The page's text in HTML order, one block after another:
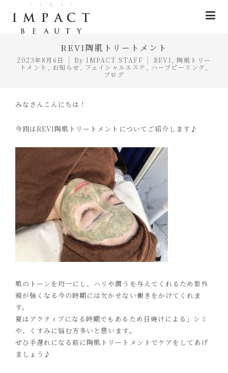
REVI陶肌トリートメント
2023年8月6日 By IMPACT STAFF REVI, 陶肌トリー
トメント , お知らせ, フェイシャルエステ , ハーブピーリング,
ブログ
みなさんこんにちは！
今回はREVI陶肌トリートメントについてご紹介します♪
肌のトーンを均一にし、ハリや潤うを与えてくれるため紫外
線が強くなる今の時期には欠かせない働きをかけてくれま
す。
夏はアクティブになる時期でもあるため日焼けによる」シミ
や、くすみに悩む方多いと思います。
ぜひ手遅れになる前に陶肌トリートメントでケアをしてあげ
ましょう♪